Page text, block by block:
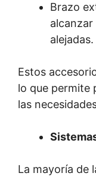
Brazo
alejadas.
Estos
lo que permite
las
La mayoría de